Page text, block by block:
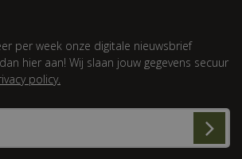
per week onze digitale nieuwsbrief
hier aan! Wij slaan jouw gegevens secuur
policy.